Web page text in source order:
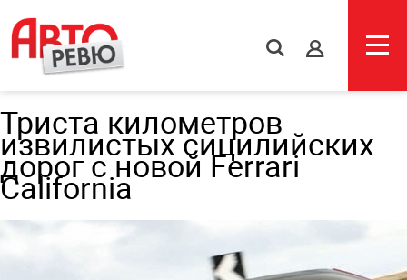
s
Триста километров
извилистых сицилийских
дорог с новой Ferrari
California